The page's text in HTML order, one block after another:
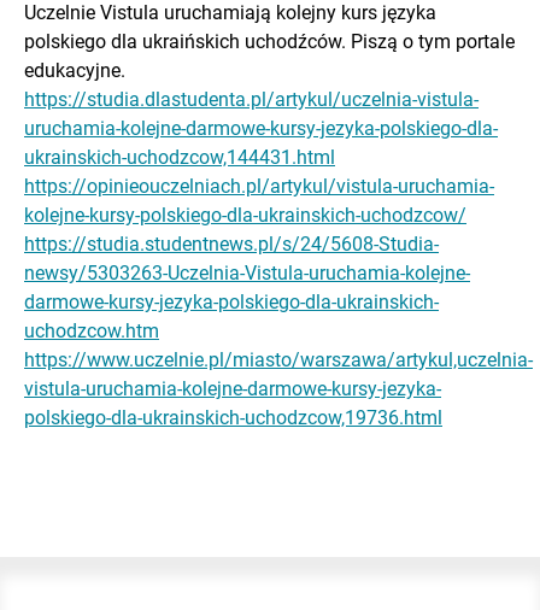
Uczelnie Vistula uruchamiają kolejny kurs języka
polskiego dla ukraińskich uchodźców. Piszą o tym portale
edukacyjne.
https://studia.dlastudenta.pl/artykul/uczelnia-vistula-
uruchamia-kolejne-darmowe-kursy-jezyka-polskiego-dla-
ukrainskich-uchodzcow,144431.html
https://opinieouczelniach.pl/artykul/vistula-uruchamia-
kolejne-kursy-polskiego-dla-ukrainskich-uchodzcow/
https://studia.studentnews.pl/s/24/5608-Studia-
newsy/5303263-Uczelnia-Vistula-uruchamia-kolejne-
darmowe-kursy-jezyka-polskiego-dla-ukrainskich-
uchodzcow.htm
https://www.uczelnie.pl/miasto/warszawa/artykul,uczelnia-
vistula-uruchamia-kolejne-darmowe-kursy-jezyka-
polskiego-dla-ukrainskich-uchodzcow,19736.html